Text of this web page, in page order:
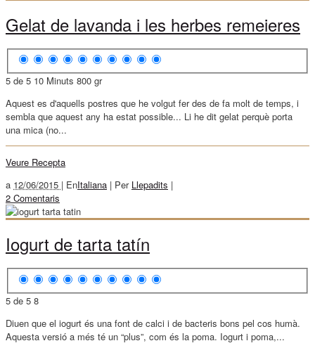
Gelat de lavanda i les herbes remeieres
5 de 5 10 Minuts 800 gr
Aquest es d'aquells postres que he volgut fer des de fa molt de temps, i
sembla que aquest any ha estat possible... Li he dit gelat perquè porta
una mica (no...
Veure Recepta
a 12/06/2015 | EnItaliana | Per Llepadits |
2 Comentaris
Iogurt de tarta tatín
5 de 5 8
Diuen que el iogurt és una font de calci i de bacteris bons pel cos humà.
Aquesta versió a més té un “plus”, com és la poma. Iogurt i poma,...